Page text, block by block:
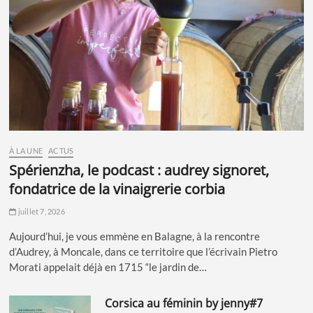
À LA UNE ACTUS
spérienzha, le podcast : audrey signoret,
fondatrice de la vinaigrerie corbia
juillet 7, 2026
Aujourd’hui, je vous emmène en Balagne, à la rencontre
d’Audrey, à Moncale, dans ce territoire que l’écrivain Pietro
Morati appelait déjà en 1715 “le jardin de…
corsica au féminin by jenny#7